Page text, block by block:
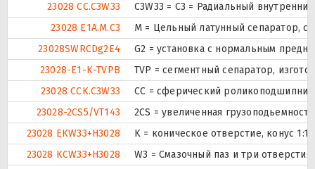
23028 CC.C3W33
C3W33 = C3 = Радиальный
23028 E1A.M.C3
M = Цельный латунный сепаратор,
23028SWRCDg2E4
G2 = установка с нормальным
23028-E1-K-TVPB
TVP = сегментный сепаратор,
23028 CCK.C3W33
CC = сферический
23028-2CS5/VT143
2CS = увеличенная
23028 EKW33+H3028
K = коническое отверстие, конус
23028 KCW33+H3028
W3 = Смазочный паз и три